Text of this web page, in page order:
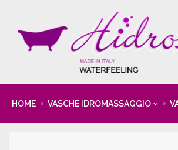
HOME VASCHE IDROMASSAGGIO